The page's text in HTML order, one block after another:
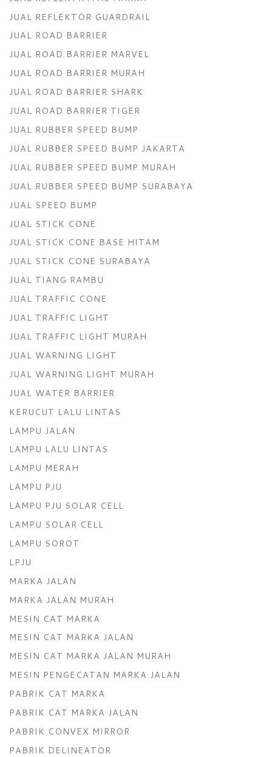
JUAL REFLEKTOR GUARDRAIL
JUAL ROAD BARRIER
JUAL ROAD BARRIER MARVEL
JUAL ROAD BARRIER MURAH
JUAL ROAD BARRIER SHARK
JUAL ROAD BARRIER TIGER
JUAL RUBBER SPEED BUMP
JUAL RUBBER SPEED BUMP JAKARTA
JUAL RUBBER SPEED BUMP MURAH
JUAL RUBBER SPEED BUMP SURABAYA
JUAL SPEED BUMP
JUAL STICK CONE
JUAL STICK CONE BASE HITAM
JUAL STICK CONE SURABAYA
JUAL TIANG RAMBU
JUAL TRAFFIC CONE
JUAL TRAFFIC LIGHT
JUAL TRAFFIC LIGHT MURAH
JUAL WARNING LIGHT
JUAL WARNING LIGHT MURAH
JUAL WATER BARRIER
KERUCUT LALU LINTAS
LAMPU JALAN
LAMPU LALU LINTAS
LAMPU MERAH
LAMPU PJU
LAMPU PJU SOLAR CELL
LAMPU SOLAR CELL
LAMPU SOROT
LPJU
MARKA JALAN
MARKA JALAN MURAH
MESIN CAT MARKA
MESIN CAT MARKA JALAN
MESIN CAT MARKA JALAN MURAH
MESIN PENGECATAN MARKA JALAN
PABRIK CAT MARKA
PABRIK CAT MARKA JALAN
PABRIK CONVEX MIRROR
PABRIK DELINEATOR